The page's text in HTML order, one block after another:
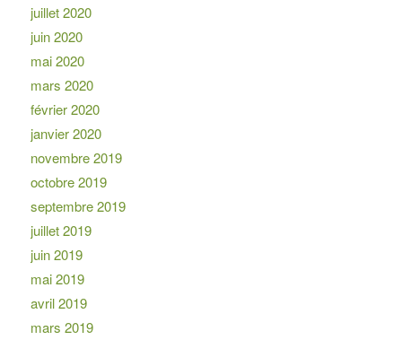
juillet 2020
juin 2020
mai 2020
mars 2020
février 2020
janvier 2020
novembre 2019
octobre 2019
septembre 2019
juillet 2019
juin 2019
mai 2019
avril 2019
mars 2019